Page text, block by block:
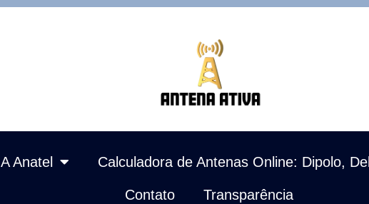
A Anatel Calculadora de Antenas Online: Dipolo,
Contato Transparência